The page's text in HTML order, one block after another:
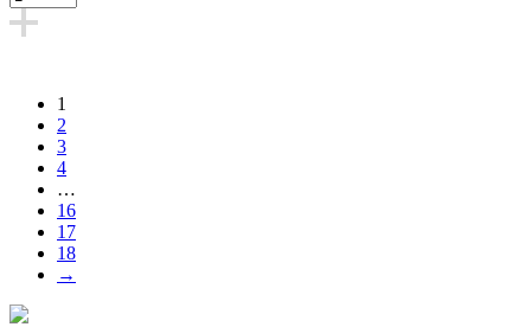
1
2
3
4
…
16
17
18
→